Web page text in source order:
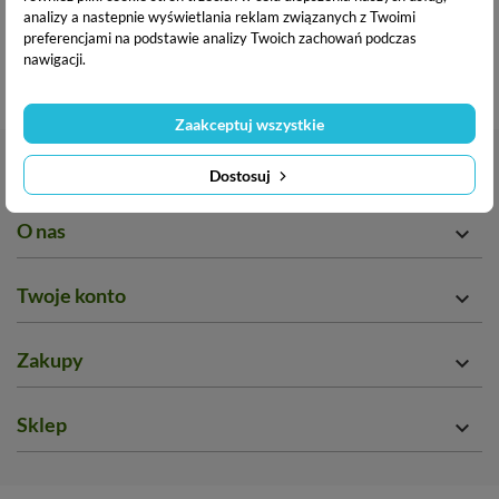
rozwoju dziecka, a także menedżerowie wysokiego szczebla.
Wydajemy równieżświatowe bestsellery,takie jak
Mindfulness. Trening uważności Marka Williamsa i
Kontakt 
analizy a nastepnie wyświetlania reklam związanych z Twoimi
preferencjami na podstawie analizy Twoich zachowań podczas
nawigacji.
Dostosuj
Zaakceptuj wszystkie
O nas 
Twoje konto 
Zakupy 
Sklep 